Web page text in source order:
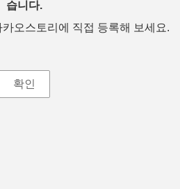
습니다.
오스토리에 직접 등록해 보세요.
확인